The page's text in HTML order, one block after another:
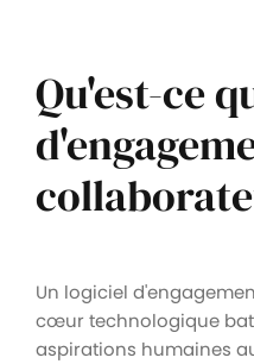
Qu'est-ce
Un logiciel
cœur technologique
aspirations humaines